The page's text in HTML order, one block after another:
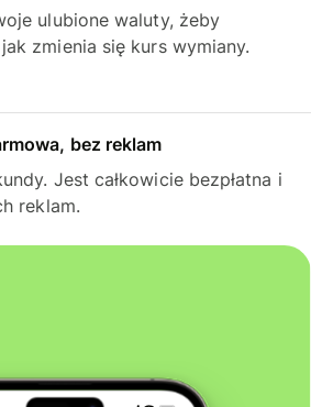
ulubione waluty, żeby
zmienia się kurs wymiany.
bez reklam
Jest całkowicie bezpłatna i
reklam.